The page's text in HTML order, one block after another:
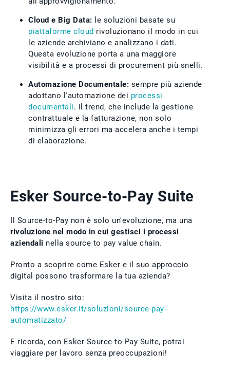
Cloud e Big Data: le soluzioni basate su
piattaforme cloud rivoluzionano il modo in cui
le aziende archiviano e analizzano i dati.
Questa evoluzione porta a una maggiore
visibilità e a processi di procurement più snelli.
Automazione Documentale: sempre più aziende
adottano l'automazione dei processi
documentali. Il trend, che include la gestione
contrattuale e la fatturazione, non solo
minimizza gli errori ma accelera anche i tempi
di elaborazione.
Esker Source-to-Pay Suite
Il Source-to-Pay non è solo un'evoluzione, ma una
rivoluzione nel modo in cui gestisci i processi
aziendali nella source to pay value chain.
Pronto a scoprire come Esker e il suo approccio
digital possono trasformare la tua azienda?
Visita il nostro sito:
https://www.esker.it/soluzioni/source-pay-
automatizzato/
E ricorda, con Esker Source-to-Pay Suite, potrai
viaggiare per lavoro senza preoccupazioni!